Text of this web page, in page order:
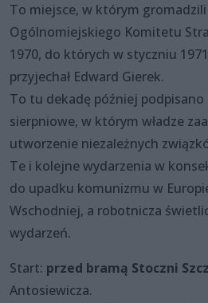
To miejsce, w którym
Ogólnomiejskiego Komitetu
1970, do których w styczniu
przyjechał Edward Gierek.
To tu dekadę później
sierpniowe, w którym władze
utworzenie niezależnych
Te i kolejne wydarzenia w
do upadku komunizmu w
Wschodniej, a robotnicza
wydarzeń.
Start: przed bramą Stoczni
Antosiewicza.